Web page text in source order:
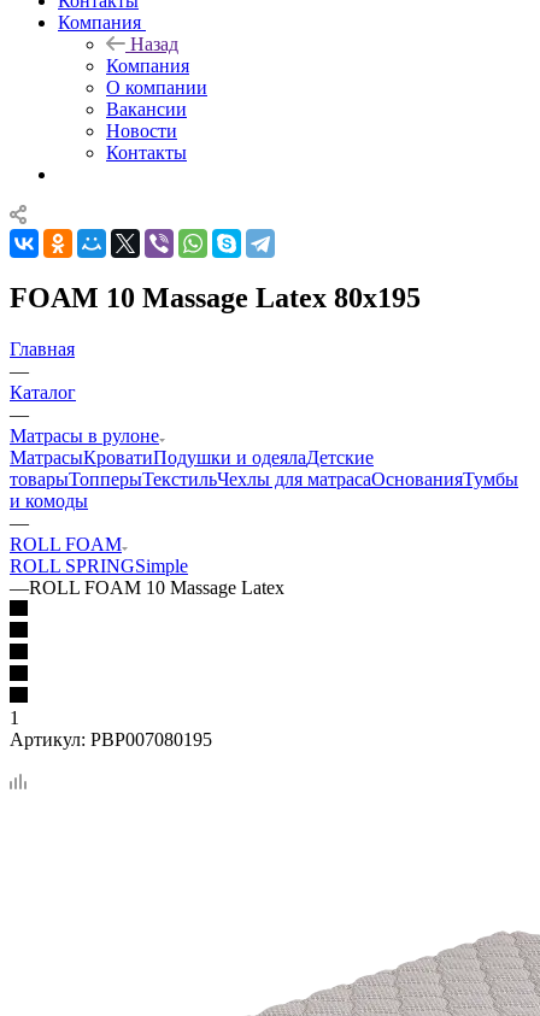
Компания
Назад
Компания
О компании
Вакансии
Новости
Контакты
FOAM 10 Massage Latex 80x195
Главная
—
Каталог
—
Матрасы в рулоне
МатрасыКроватиПодушки и одеялаДетские
товарыТопперыТекстильЧехлы для матрасаОснованияТумбы
и комоды
—
ROLL FOAM
ROLL SPRINGSimple
—ROLL FOAM 10 Massage Latex
1
Артикул: PBP007080195